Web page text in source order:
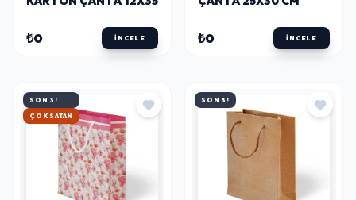
₺0 İNCELE ₺0 İNCELE
SON 3!
ÇOK SATAN
SON 3!